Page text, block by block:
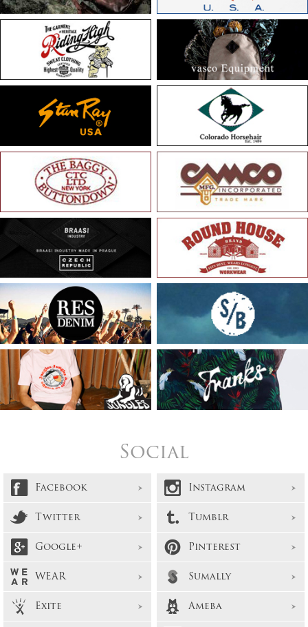
Social
Facebook
Instagram
Twitter
Tumblr
Google+
Pinterest
WEAR
Sumally
Exite
Ameba